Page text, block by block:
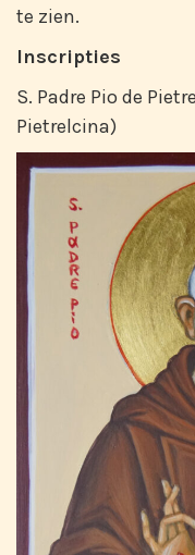
te zien.
Inscripties
S. Padre Pio de
Pietrelcina)